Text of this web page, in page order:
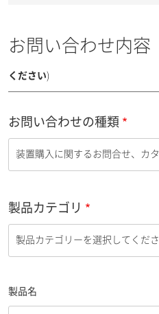
お問い合わせ内容
ください)
お問い合わせの種類
製品カテゴリ
製品名